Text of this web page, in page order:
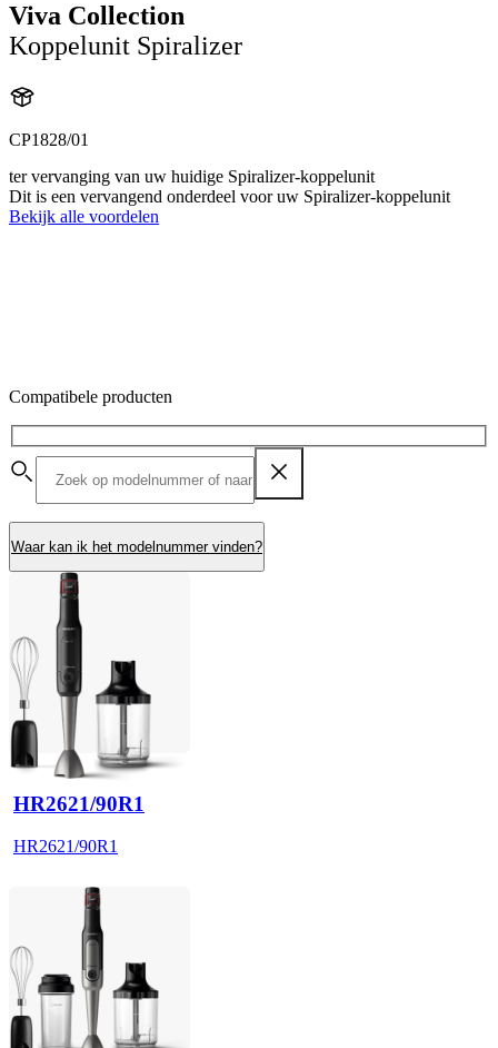
Viva Collection
Koppelunit Spiralizer
CP1828/01
ter vervanging van uw huidige Spiralizer-koppelunit
Dit is een vervangend onderdeel voor uw Spiralizer-koppelunit
Bekijk alle voordelen
Compatibele producten
Waar kan ik het modelnummer vinden?
HR2621/90R1
HR2621/90R1